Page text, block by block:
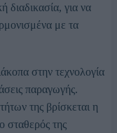
διαδικασία, για να
με τα
στην τεχνολογία
παραγωγής.
της βρίσκεται η
σταθερός της